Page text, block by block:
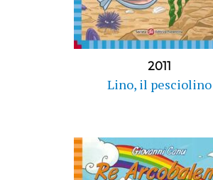
2011
Lino, il pesciolino